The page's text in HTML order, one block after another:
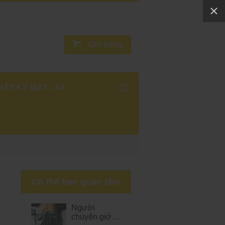
Có thể bạn quan tâm
Người
chuyển giới
0 Giỏ hàng
KÝ MÁT - XA